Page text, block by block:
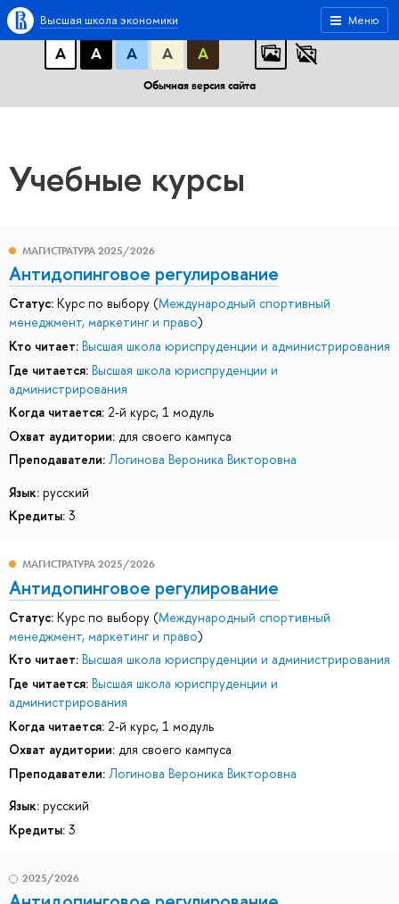
A A A АБB
АБB
А
А А А А
Обычная версия сайта
Меню
Высшая школа экономики
Учебные курсы
МАГИСТРАТУРА 2025/2026
Антидопинговое регулирование
Статус: Курс по выбору (Международный спортивный
менеджмент, маркетинг и право)
Кто читает: Высшая школа юриспруденции и администрирования
Где читается: Высшая школа юриспруденции и
администрирования
Когда читается: 2-й курс, 1 модуль
Охват аудитории: для своего кампуса
Преподаватели: Логинова Вероника Викторовна
Язык: русский
Кредиты: 3
МАГИСТРАТУРА 2025/2026
Антидопинговое регулирование
Статус: Курс по выбору (Международный спортивный
менеджмент, маркетинг и право)
Кто читает: Высшая школа юриспруденции и администрирования
Где читается: Высшая школа юриспруденции и
администрирования
Когда читается: 2-й курс, 1 модуль
Охват аудитории: для своего кампуса
Преподаватели: Логинова Вероника Викторовна
Язык: русский
Кредиты: 3
2025/2026